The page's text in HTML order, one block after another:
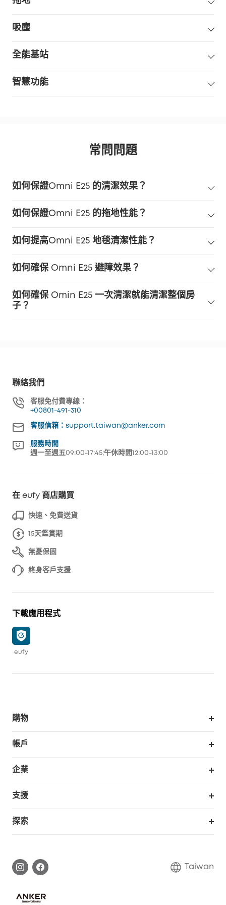
吸塵
全能基站
智慧功能
常問問題
如何保證Omni E25 的清潔效果？
如何保證Omni E25 的拖地性能？
如何提高Omni E25 地毯清潔性能？
如何確保 Omni E25 避障效果？
如何確保 Omin E25 一次清潔就能清潔整個房
子？
聯絡我們
客服免付費專線：
+00801-491-310
客服信箱：support.taiwan@anker.com
服務時間
週一至週五09:00-17:45;午休時間12:00-13:00
在 eufy 商店購買
快速、免費送貨
15天鑑賞期
無憂保固
終身客戶支援
下載應用程式
eufy
購物
帳戶
企業
支援
下載電子手冊
探索
部落格
Taiwan